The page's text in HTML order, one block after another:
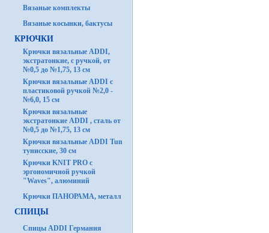
Вязаные комплекты
Вязаные косынки, бактусы
КРЮЧКИ
Крючки вязальные ADDI,
экстратонкие, с ручкой, от
№0,5 до №1,75, 13 см
Крючки вязальные ADDI с
пластиковой ручкой №2,0 -
№6,0, 15 см
Крючки вязальные
экстратонкие ADDI , сталь от
№0,5 до №1,75, 13 см
Крючки вязальные ADDI Tun
тунисские, 30 см
Крючки KNIT PRO с
эргономичной ручкой
"Waves", алюминий
Крючки ПАНОРАМА, металл
СПИЦЫ
Спицы ADDI Германия